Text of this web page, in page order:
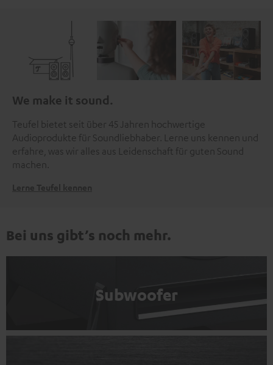
We make it sound.
Teufel bietet seit über 45 Jahren hochwertige
Audioprodukte für Soundliebhaber. Lerne uns kennen und
erfahre, was wir alles aus Leidenschaft für guten Sound
machen.
Bei uns gibt’s noch mehr.
Subwoofer